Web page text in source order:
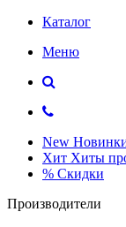
Каталог
Меню
New
Хит Хиты
% Скидки
Производители